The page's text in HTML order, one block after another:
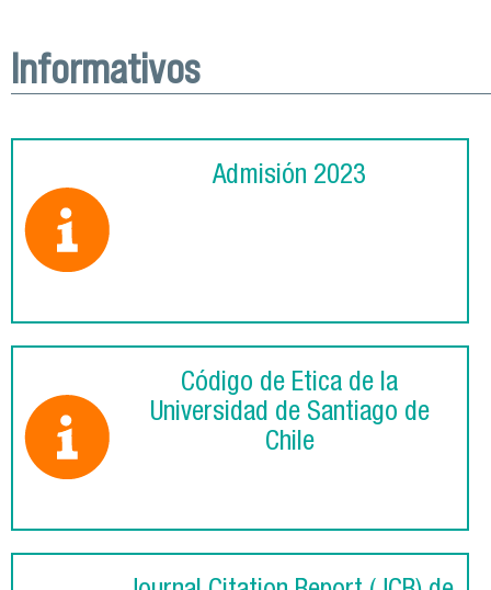
Informativos
Admisión 2023
Código de Ética de la
Universidad de Santiago de
Chile